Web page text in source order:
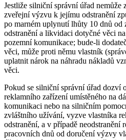
Jestliže silniční správní úřad nemůže
zveřejní výzvu k jejímu odstranění
po marném uplynutí lhůty 10 dnů od
odstranění a likvidaci dotyčné věci
pozemní komunikace; bude-li
věci, může proti němu vlastník
uplatnit nárok na náhradu nákladů
věci.
Pokud se silniční správní úřad dozví
reklamního zařízení umístěného na
komunikaci nebo na silničním
zvláštního užívání, vyzve vlastníka
odstranění, a v případě neodstranění
pracovních dnů od doručení výzvy